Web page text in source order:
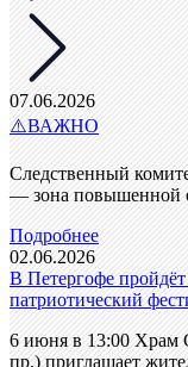
07.06.2026
⚠️ВАЖНО
Следственный
— зона повышенной
Подробнее
02.06.2026
В Петергофе
патриотический
6 июня в 13:00 Храм
пр.) приглашает